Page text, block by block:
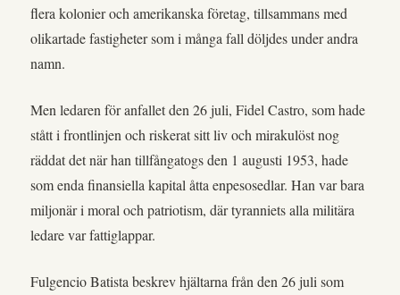
flera kolonier och amerikanska företag, tillsammans med
olikartade fastigheter som i många fall döljdes under andra
namn.
Men ledaren för anfallet den 26 juli, Fidel Castro, som hade
stått i frontlinjen och riskerat sitt liv och mirakulöst nog
räddat det när han tillfångatogs den 1 augusti 1953, hade
som enda finansiella kapital åtta enpesosedlar. Han var bara
miljonär i moral och patriotism, där tyranniets alla militära
ledare var fattiglappar.
Fulgencio Batista beskrev hjältarna från den 26 juli som